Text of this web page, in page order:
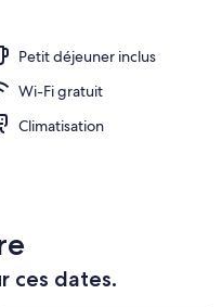
depuis l’hébergement
Petit déjeuner inclus
Wi-Fi gratuit
Climatisation
ces dates.